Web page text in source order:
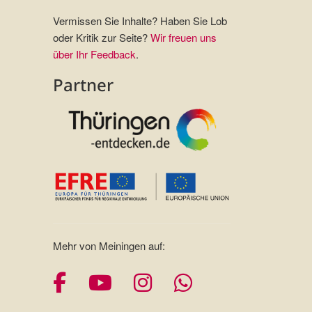
Vermissen Sie Inhalte? Haben Sie Lob
oder Kritik zur Seite?Wir freuen uns
über Ihr Feedback.
Partner
Mehr von Meiningen auf:
FacebookYouTube
InstagramWhatsapp